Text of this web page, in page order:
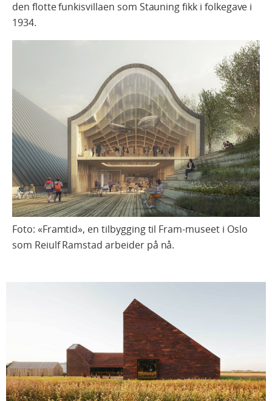
den flotte funkisvillaen som Stauning fikk i folkegave i
1934.
Foto: «Framtid», en tilbygging til Fram-museet i Oslo
som Reiulf Ramstad arbeider på nå.